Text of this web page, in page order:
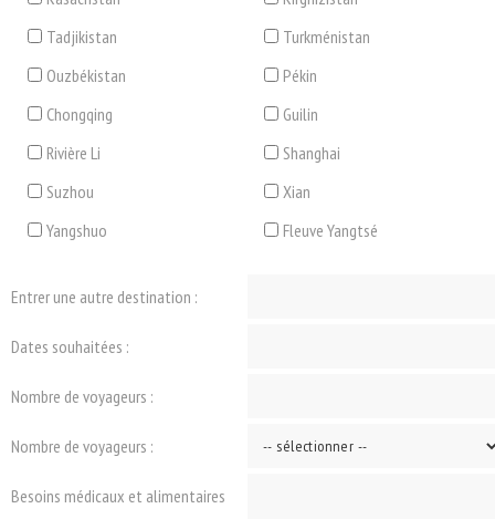
Tadjikistan
Turkménistan
Ouzbékistan
Pékin
Chongqing
Guilin
Rivière Li
Shanghai
Suzhou
Xian
Yangshuo
Fleuve Yangtsé
Entrer une autre destination :
Dates souhaitées :
Nombre de voyageurs :
Nombre de voyageurs :
Besoins médicaux et alimentaires